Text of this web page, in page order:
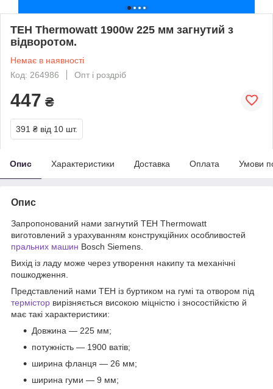
ТЕН Thermowatt 1900w 225 мм загнутий з
відворотом.
Немає в наявності
Код: 264986
Опт і роздріб
447 ₴
391 ₴ від 10 шт.
Опис Характеристики Доставка Оплата Умови
Опис
Запропонований нами загнутий ТЕН Thermowatt
виготовлений з урахуванням конструкційних особливостей
пральних машин Bosch Siemens.
Вихід із ладу може через утворення накипу та механічні
пошкодження.
Представлений нами ТЕН із буртиком на гумі та отвором під
термістор вирізняється високою міцністю і зносостійкістю й
має такі характеристики:
Довжина — 225 мм;
потужність — 1900 ватів;
ширина фланця — 26 мм;
ширина гуми — 9 мм;